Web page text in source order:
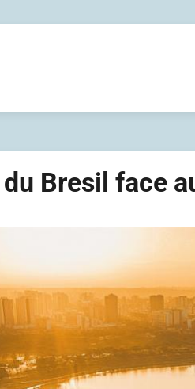
Bresil face